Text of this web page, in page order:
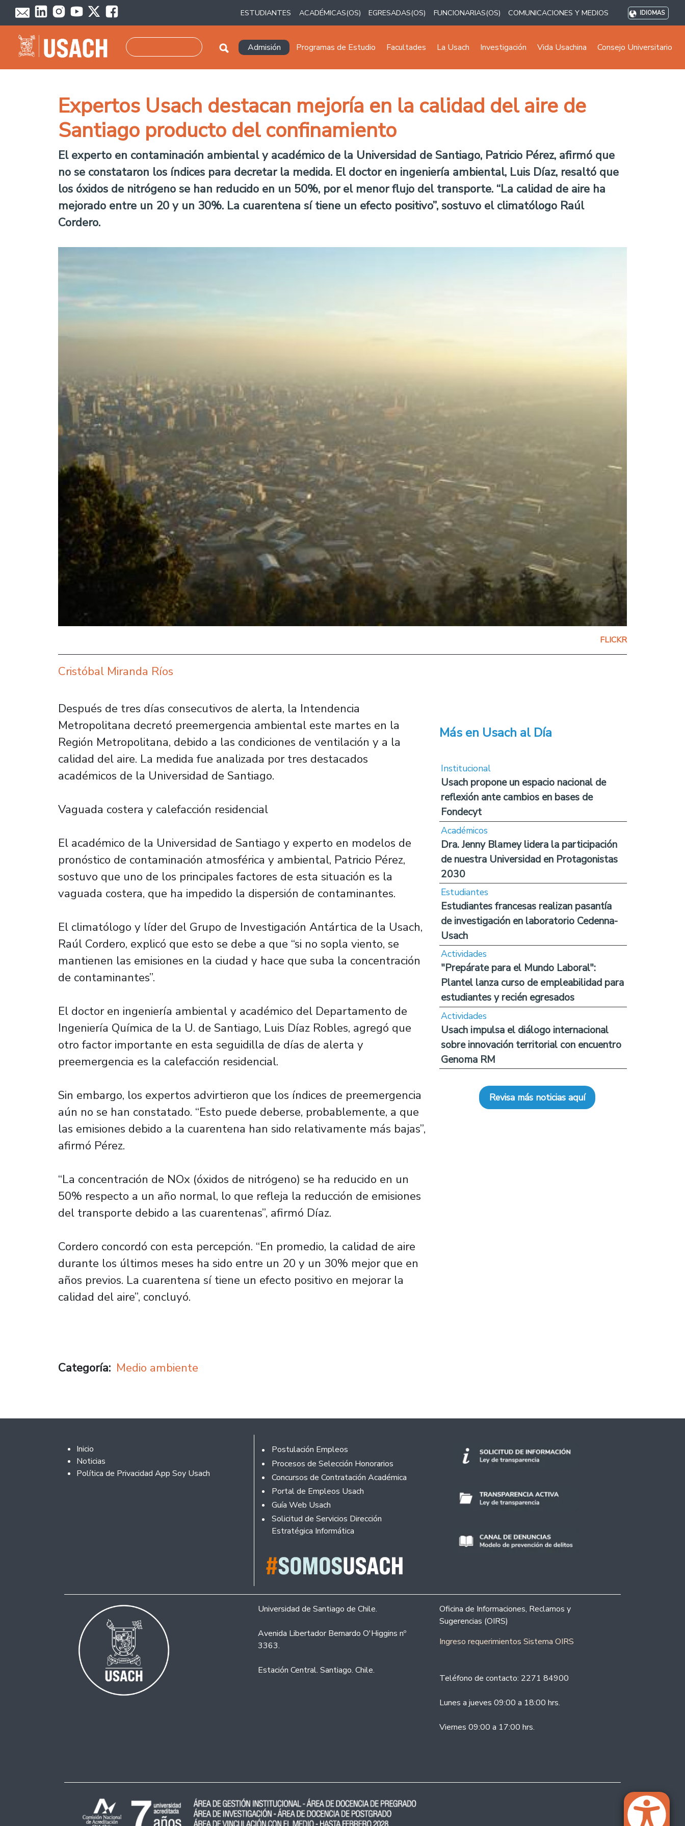
Pasar al contenido principal
ESTUDIANTES ACADÉMICAS(OS) EGRESADAS(OS) FUNCIONARIAS(OS) COMUNICACIONES Y MEDIOS IDIOMAS
Navegación principal
Admisión Programas de Estudio Facultades La Usach Investigación Vida Usachina Consejo Universitario
Expertos Usach destacan mejoría en la calidad del aire de
Santiago producto del confinamiento
El experto en contaminación ambiental y académico de la Universidad de Santiago, Patricio Pérez, afirmó que
no se constataron los índices para decretar la medida. El doctor en ingeniería ambiental, Luis Díaz, resaltó que
los óxidos de nitrógeno se han reducido en un 50%, por el menor flujo del transporte. “La calidad de aire ha
mejorado entre un 20 y un 30%. La cuarentena sí tiene un efecto positivo”, sostuvo el climatólogo Raúl
Cordero.
FLICKR
Cristóbal Miranda Ríos
Después de tres días consecutivos de alerta, la Intendencia
Metropolitana decretó preemergencia ambiental este martes en la
Región Metropolitana, debido a las condiciones de ventilación y a la
calidad del aire. La medida fue analizada por tres destacados
académicos de la Universidad de Santiago.
Vaguada costera y calefacción residencial
El académico de la Universidad de Santiago y experto en modelos de
pronóstico de contaminación atmosférica y ambiental, Patricio Pérez,
sostuvo que uno de los principales factores de esta situación es la
vaguada costera, que ha impedido la dispersión de contaminantes.
El climatólogo y líder del Grupo de Investigación Antártica de la Usach,
Raúl Cordero, explicó que esto se debe a que “si no sopla viento, se
mantienen las emisiones en la ciudad y hace que suba la concentración
de contaminantes”.
El doctor en ingeniería ambiental y académico del Departamento de
Ingeniería Química de la U. de Santiago, Luis Díaz Robles, agregó que
otro factor importante en esta seguidilla de días de alerta y
preemergencia es la calefacción residencial.
Sin embargo, los expertos advirtieron que los índices de preemergencia
aún no se han constatado. “Esto puede deberse, probablemente, a que
las emisiones debido a la cuarentena han sido relativamente más bajas”,
afirmó Pérez.
“La concentración de NOx (óxidos de nitrógeno) se ha reducido en un
50% respecto a un año normal, lo que refleja la reducción de emisiones
del transporte debido a las cuarentenas”, afirmó Díaz.
Cordero concordó con esta percepción. “En promedio, la calidad de aire
durante los últimos meses ha sido entre un 20 y un 30% mejor que en
años previos. La cuarentena sí tiene un efecto positivo en mejorar la
calidad del aire”, concluyó.
Categoría Medio ambiente
Más en Usach al Día
Institucional
Usach propone un espacio nacional de
reflexión ante cambios en bases de
Fondecyt
Académicos
Dra. Jenny Blamey lidera la participación
de nuestra Universidad en Protagonistas
2030
Estudiantes
Estudiantes francesas realizan pasantía
de investigación en laboratorio Cedenna-
Usach
Actividades
"Prepárate para el Mundo Laboral":
Plantel lanza curso de empleabilidad para
estudiantes y recién egresados
Actividades
Usach impulsa el diálogo internacional
sobre innovación territorial con encuentro
Genoma RM
Revisa más noticias aquí
Footer 2
Inicio
Noticias
Política de Privacidad App Soy Usach
Footer
Postulación Empleos
Procesos de Selección Honorarios
Concursos de Contratación Académica
Portal de Empleos Usach
Guía Web Usach
Solicitud de Servicios Dirección
Estratégica Informática
Universidad de Santiago de Chile.
Avenida Libertador Bernardo O'Higgins nº
3363.
Estación Central. Santiago. Chile.
Oficina de Informaciones, Reclamos y
Sugerencias (OIRS)
Ingreso requerimientos Sistema OIRS
Teléfono de contacto: 2271 84900
Lunes a jueves 09:00 a 18:00 hrs.
Viernes 09:00 a 17:00 hrs.